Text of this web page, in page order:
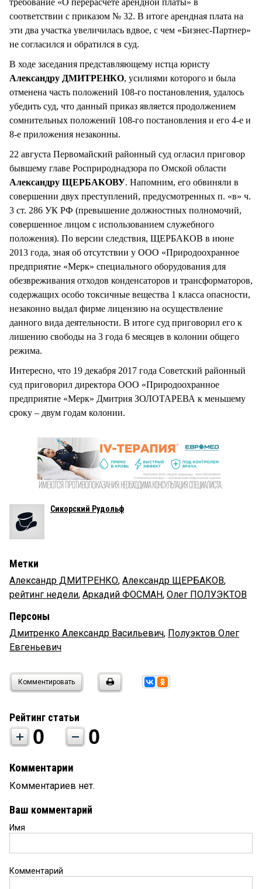
требование «О перерасчете арендной платы» в
соответствии с приказом № 32. В итоге арендная плата на
эти два участка увеличилась вдвое, с чем «Бизнес-Партнер»
не согласился и обратился в суд.
В ходе заседания представляющему истца юристу
Александру ДМИТРЕНКО, усилиями которого и была
отменена часть положений 108-го постановления, удалось
убедить суд, что данный приказ является продолжением
сомнительных положений 108-го постановления и его 4-е и
8-е приложения незаконны.
22 августа Первомайский районный суд огласил приговор
бывшему главе Росприроднадзора по Омской области
Александру ЩЕРБАКОВУ. Напомним, его обвиняли в
совершении двух преступлений, предусмотренных п. «в» ч.
3 ст. 286 УК РФ (превышение должностных полномочий,
совершенное лицом с использованием служебного
положения). По версии следствия, ЩЕРБАКОВ в июне
2013 года, зная об отсутствии у ООО «Природоохранное
предприятие «Мерк» специального оборудования для
обезвреживания отходов конденсаторов и трансформаторов,
содержащих особо токсичные вещества 1 класса опасности,
незаконно выдал фирме лицензию на осуществление
данного вида деятельности. В итоге суд приговорил его к
лишению свободы на 3 года 6 месяцев в колонии общего
режима.
Интересно, что 19 декабря 2017 года Советский районный
суд приговорил директора ООО «Природоохранное
предприятие «Мерк» Дмитрия ЗОЛОТАРЕВА к меньшему
сроку – двум годам колонии.
Сикорский Рудольф
Метки
Александр ДМИТРЕНКО, Александр ЩЕРБАКОВ,
рейтинг недели, Аркадий ФОСМАН, Олег ПОЛУЭКТОВ
Персоны
Дмитренко Александр Васильевич, Полуэктов Олег
Евгеньевич
Комментировать
Рейтинг статьи
0 0
Комментарии
Комментариев нет.
Ваш комментарий
Имя
Комментарий